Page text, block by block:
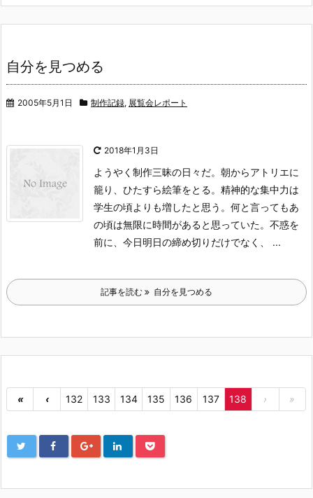
自分を見つめる
2005年5月1日 制作記録, 展覧会レポート
2018年1月3日
ようやく制作三昧の日々だ。朝からアトリエに
籠り、ひたすら絵筆をとる。 精神的な集中力は
学生の頃よりも増したと思う。何と言ってもあ
の頃は無限に時間があると思っていた。不惑を
前に、今日明日の締め切りだけでな く、 ...
記事を読む 自分を見つめる
« ‹ 132 133 134 135 136 137 138 › »